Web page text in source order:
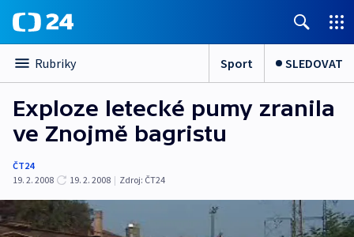
Rubriky Sport SLEDOVAT
Exploze letecké pumy zranila
ve Znojmě bagristu
ČT24
19. 2. 2008
19. 2. 2008 | Zdroj: ČT24